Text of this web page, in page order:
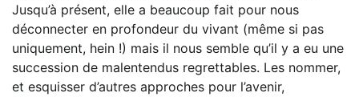
Jusqu’à présent, elle a beaucoup fait pour nous
déconnecter en profondeur du vivant (même si pas
uniquement, hein !) mais il nous semble qu’il y a eu une
succession de malentendus regrettables. Les nommer,
et esquisser d’autres approches pour l’avenir,